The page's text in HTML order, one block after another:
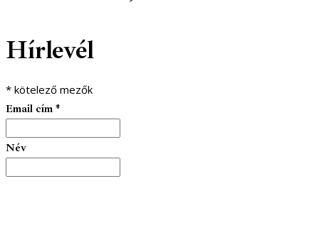
Hírlevél
* kötelező mezők
Email cím *
Név